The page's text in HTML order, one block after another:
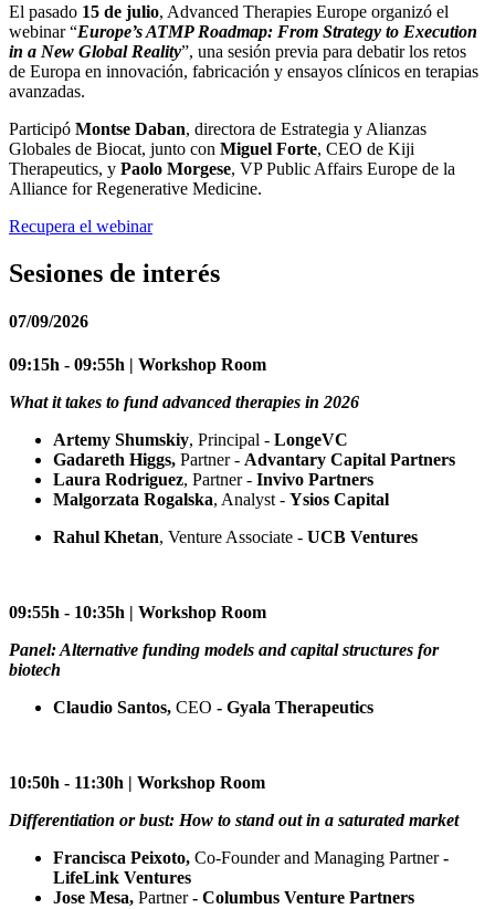
El pasado 15 de julio, Advanced Therapies Europe organizó el
webinar “Europe’s ATMP Roadmap: From Strategy to Execution
in a New Global Reality”, una sesión previa para debatir los retos
de Europa en innovación, fabricación y ensayos clínicos en terapias
avanzadas.
Participó Montse Daban, directora de Estrategia y Alianzas
Globales de Biocat, junto con Miguel Forte, CEO de Kiji
Therapeutics, y Paolo Morgese, VP Public Affairs Europe de la
Alliance for Regenerative Medicine.
Recupera el webinar
Sesiones de interés
07/09/2026
09:15h - 09:55h | Workshop Room
What it takes to fund advanced therapies in 2026
Artemy Shumskiy, Principal - LongeVC
Gadareth Higgs, Partner - Advantary Capital Partners
Laura Rodriguez, Partner - Invivo Partners
Malgorzata Rogalska, Analyst - Ysios Capital
Rahul Khetan, Venture Associate - UCB Ventures
09:55h - 10:35h | Workshop Room
Panel: Alternative funding models and capital structures for
biotech
Claudio Santos, CEO - Gyala Therapeutics
10:50h - 11:30h | Workshop Room
Differentiation or bust: How to stand out in a saturated market
Francisca Peixoto, Co-Founder and Managing Partner-
LifeLink Ventures
Jose Mesa, Partner- Columbus Venture Partners